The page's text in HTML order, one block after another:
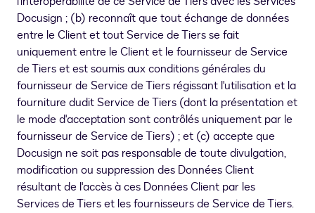
Docusign ; (b) reconnaît que tout échange de données
entre le Client et tout Service de Tiers se fait
uniquement entre le Client et le fournisseur de Service
de Tiers et est soumis aux conditions générales du
fournisseur de Service de Tiers régissant l'utilisation et la
fourniture dudit Service de Tiers (dont la présentation et
le mode d'acceptation sont contrôlés uniquement par le
fournisseur de Service de Tiers) ; et (c) accepte que
Docusign ne soit pas responsable de toute divulgation,
modification ou suppression des Données Client
résultant de l'accès à ces Données Client par les
Services de Tiers et les fournisseurs de Service de Tiers.